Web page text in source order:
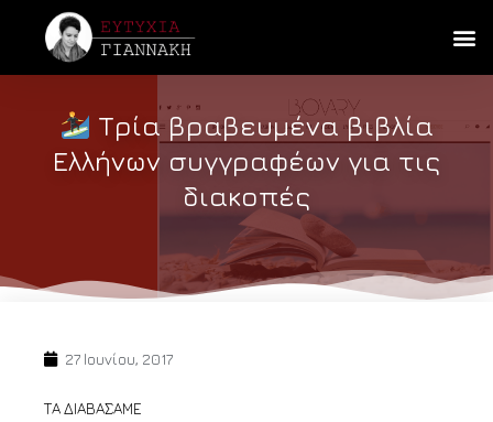
Τρία βραβευμένα βιβλία
Ελλήνων συγγραφέων για τις
διακοπές
27 Ιουνίου, 2017
ΤΑ ΔΙΑΒΑΣΑΜΕ